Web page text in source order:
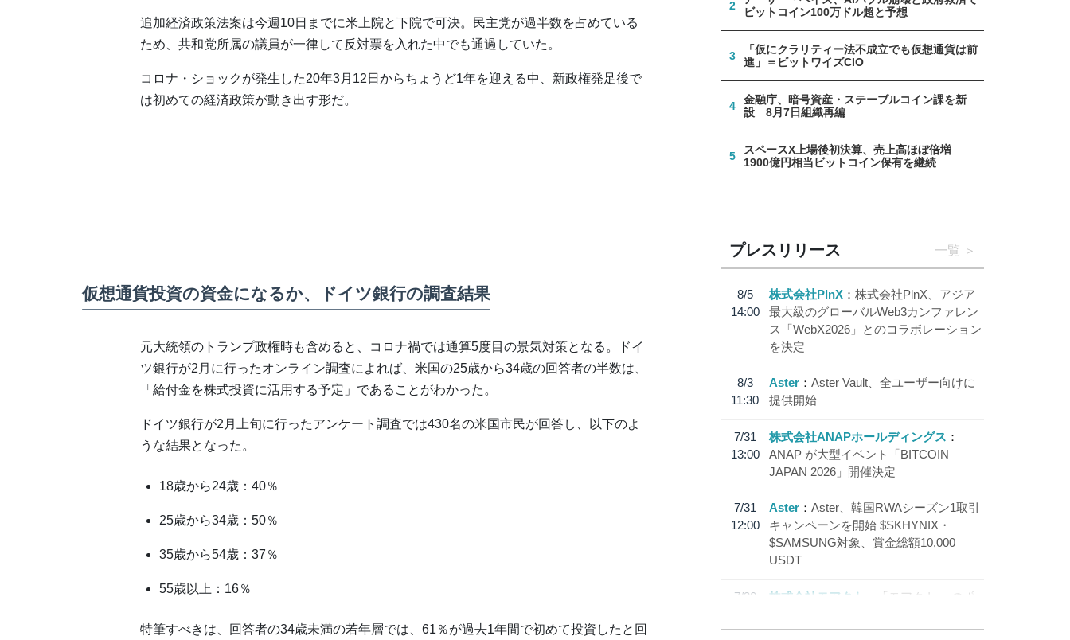
追加経済政策法案は今週10日までに米上院と下院で可決。民主党が過半数を占めている
ため、共和党所属の議員が一律して反対票を入れた中でも通過していた。
コロナ・ショックが発生した20年3月12日からちょうど1年を迎える中、新政権発足後で
は初めての経済政策が動き出す形だ。
仮想通貨投資の資金になるか、ドイツ銀行の調査結果
元大統領のトランプ政権時も含めると、コロナ禍では通算5度目の景気対策となる。ドイ
ツ銀行が2月に行ったオンライン調査によれば、米国の25歳から34歳の回答者の半数は、
「給付金を株式投資に活用する予定」であることがわかった。
ドイツ銀行が2月上旬に行ったアンケート調査では430名の米国市民が回答し、以下のよ
うな結果となった。
18歳から24歳：40％
25歳から34歳：50％
35歳から54歳：37％
55歳以上：16％
特筆すべきは、回答者の34歳未満の若年層では、61％が過去1年間で初めて投資したと回
2
ビットコイン100万ドル超と予想
3
「仮にクラリティー法不成立でも仮想通貨は前
進」＝ビットワイズCIO
4
金融庁、暗号資産・ステーブルコイン課を新
設 8月7日組織再編
5
スペースX上場後初決算、売上高ほぼ倍増
1900億円相当ビットコイン保有を継続
プレスリリース 一覧
8/5
14:00
株式会社PlnX
株式会社PlnX、アジア
最大級のグローバルWeb3カンファレン
ス「WebX2026」とのコラボレーション
を決定
8/3
11:30
Aster
Aster Vault、全ユーザー向けに
提供開始
7/31
13:00
株式会社ANAPホールディングス
ANAP が大型イベント「BITCOIN
JAPAN 2026」開催決定
7/31
12:00
Aster
Aster、韓国RWAシーズン1取引
キャンペーンを開始 $SKHYNIX・
$SAMSUNG対象、賞金総額10,000
USDT
7/30
株式会社モアクト
「モアクト」 のポ
「 JPYC」を追加